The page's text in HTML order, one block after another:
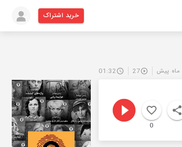
خرید اشتراک
27
01:32
0